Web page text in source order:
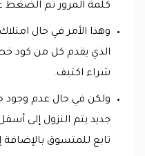
كلمة المرور ثم الضغط
وهذا الأمر في حال
الذي يقدم كل من كود
شراء اكتيف.
ولكن في حال عدم
جديد يتم النزول إلى
تابع للمتسوق بالإضافة